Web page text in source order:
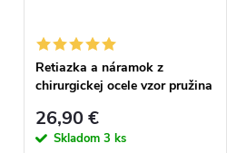
Retiazka a náramok z
chirurgickej ocele vzor pružina
26,90 €
Skladom 3 ks